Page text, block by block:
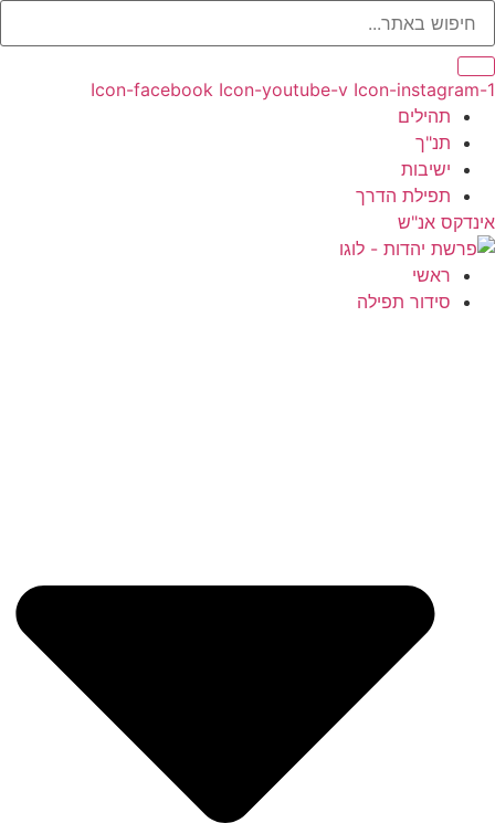
Icon-facebook Icon-youtube-v Icon-
תהילים
תנ"ך
ישיבות
תפילת הדרך
אנ"ש
ראשי
סידור תפילה